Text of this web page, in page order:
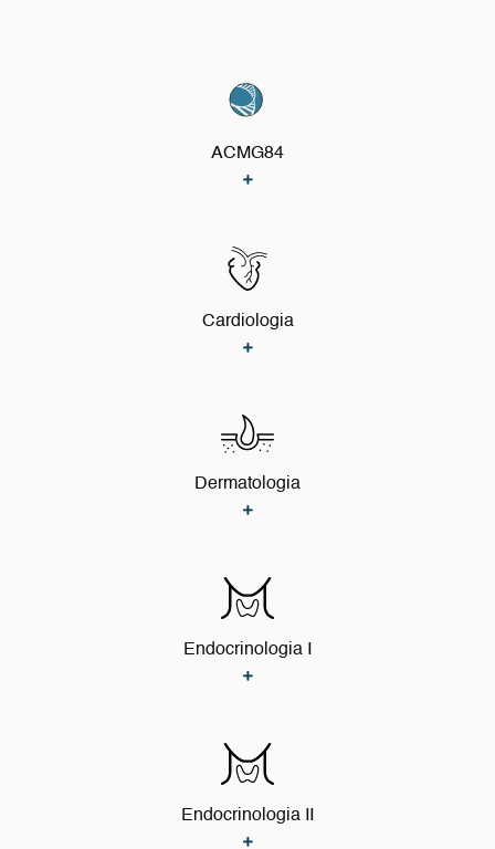
ACMG84
Cardiologia
Dermatologia
Endocrinologia I
Endocrinologia II